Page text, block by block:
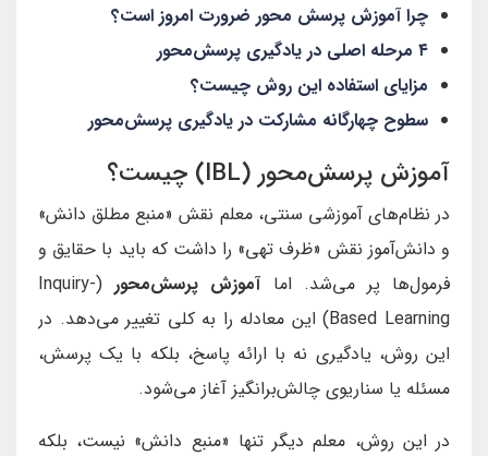
چرا آموزش پرسش محور ضرورت امروز است؟
۴ مرحله اصلی در یادگیری پرسش‌محور
مزایای استفاده این روش چیست؟
سطوح چهارگانه مشارکت در یادگیری پرسش‌محور
آموزش پرسش‌محور (IBL) چیست؟
در نظام‌های آموزشی سنتی، معلم نقش «منبع مطلق دانش»
و دانش‌آموز نقش «ظرف تهی» را داشت که باید با حقایق و
فرمول‌ها پر می‌شد. اماآموزش پرسش‌محور
(Inquiry-
Based Learning) این معادله را به کلی تغییر می‌دهد. در
این روش، یادگیری نه با ارائه پاسخ، بلکه با یک پرسش،
مسئله یا سناریوی چالش‌برانگیز آغاز می‌شود.
در این روش، معلم دیگر تنها «منبع دانش» نیست، بلکه